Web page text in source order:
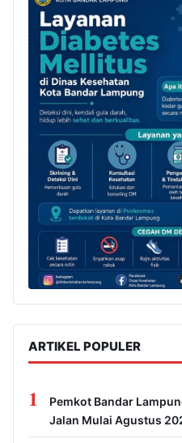
ARTIKEL POPULER
1
Pemkot Bandar
Jalan Mulai Agustus